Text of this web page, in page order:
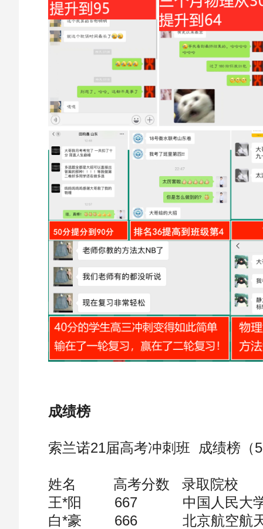
成绩榜
索兰诺21届高考冲刺班 成绩榜（
姓名 高考分数 录取院校
王*阳 667 中国人民大
白*豪 666 北京航空航天